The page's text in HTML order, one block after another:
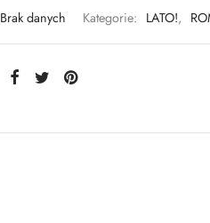
Brak danych Kategorie: LATO!,